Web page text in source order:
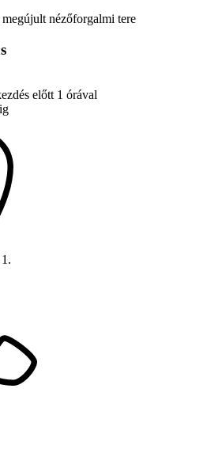
előtt 1 órával